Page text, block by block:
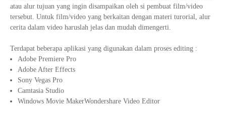
atau alur tujuan yang ingin disampaikan oleh si pembuat film/video
tersebut. Untuk film/video yang berkaitan dengan materi turorial, alur
cerita dalam video haruslah jelas dan mudah dimengerti.
Terdapat beberapa aplikasi yang digunakan dalam proses editing :
Adobe Premiere Pro
Adobe After Effects
Sony Vegas Pro
Camtasia Studio
Windows Movie MakerWondershare Video Editor